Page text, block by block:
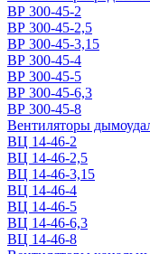
ВР 300-45-2
ВР 300-45-2,5
ВР 300-45-3,15
ВР 300-45-4
ВР 300-45-5
ВР 300-45-6,3
ВР 300-45-8
Вентиляторы
ВЦ 14-46-2
ВЦ 14-46-2,5
ВЦ 14-46-3,15
ВЦ 14-46-4
ВЦ 14-46-5
ВЦ 14-46-6,3
ВЦ 14-46-8